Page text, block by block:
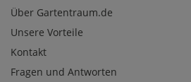
Über Gartentraum.de
Unsere Vorteile
Kontakt
Fragen und Antworten